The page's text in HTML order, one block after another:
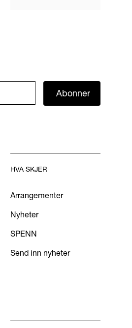
Abonner
HVA SKJER
Arrangementer
Nyheter
SPENN
Send inn nyheter